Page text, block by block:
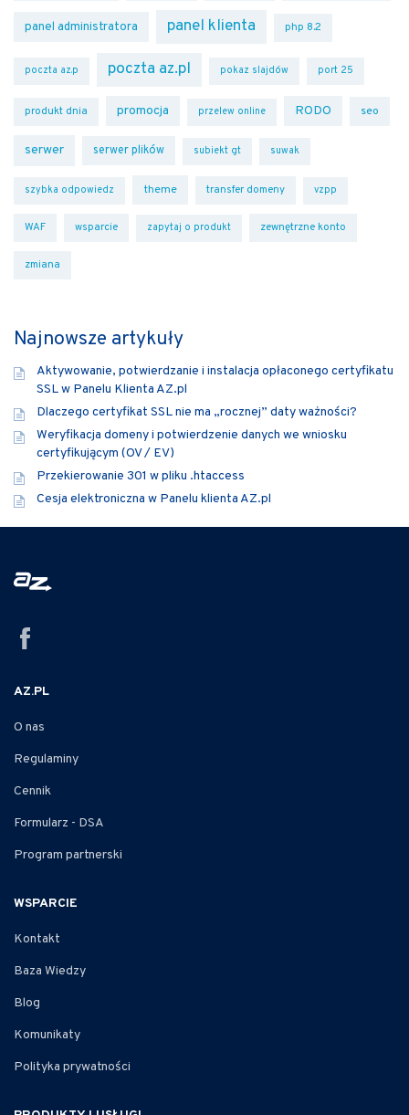
panel administratora panel klienta php 8.2
poczta az.p poczta az.pl pokaz slajdów port 25
produkt dnia promocja przelew online RODO seo
serwer serwer plików subiekt gt suwak
szybka odpowiedz theme transfer domeny vzpp
WAF wsparcie zapytaj o produkt zewnętrzne konto
zmiana
Najnowsze artykuły
Aktywowanie, potwierdzanie i instalacja opłaconego certyfikatu
SSL w Panelu Klienta AZ.pl
Dlaczego certyfikat SSL nie ma „rocznej” daty ważności?
Weryfikacja domeny i potwierdzenie danych we wniosku
certyfikującym (OV / EV)
Przekierowanie 301 w pliku .htaccess
Cesja elektroniczna w Panelu klienta AZ.pl
AZ.PL
O nas
Regulaminy
Cennik
Formularz - DSA
Program partnerski
WSPARCIE
Kontakt
Baza Wiedzy
Blog
Komunikaty
Polityka prywatności